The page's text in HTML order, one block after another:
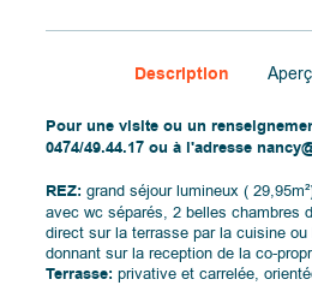
Description
Pour une visite ou un
0474/49.44.17 ou à l'adresse
REZ: grand séjour lumineux (
avec wc séparés, 2 belles chambres
direct sur la terrasse par la cuisine
donnant sur la reception de la co-
Terrasse: privative et carrelée,